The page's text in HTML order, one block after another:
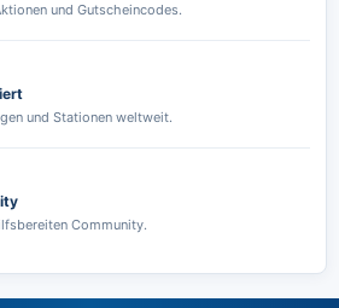
und Gutscheincodes.
und Stationen weltweit.
Community.